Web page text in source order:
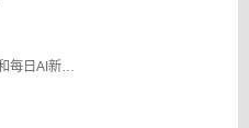
SaaS AI Tools是您的新AI工具和每日AI新闻的来源，帮助您的创造力提升到一个新的水平。